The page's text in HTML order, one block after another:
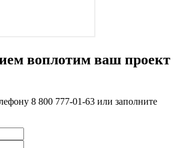
воплотим ваш проект
8 800 777-01-63 или заполните